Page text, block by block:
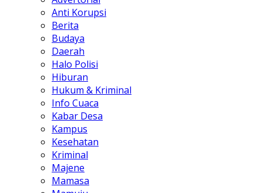
Anti Korupsi
Berita
Budaya
Daerah
Halo Polisi
Hiburan
Hukum & Kriminal
Info Cuaca
Kabar Desa
Kampus
Kesehatan
Kriminal
Majene
Mamasa